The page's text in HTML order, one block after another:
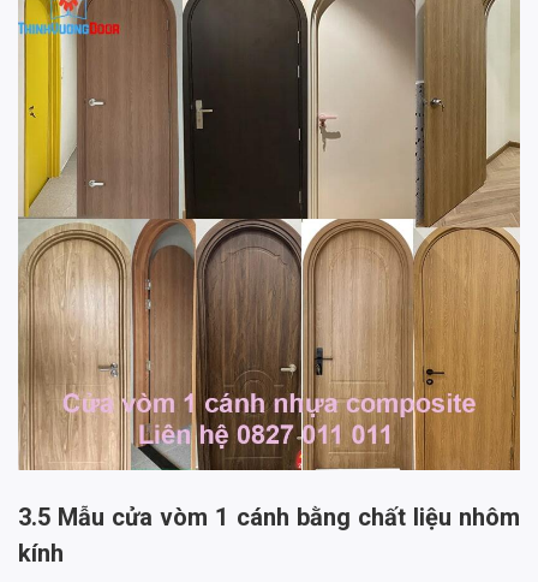
3.5 Mẫu cửa vòm 1 cánh bằng chất liệu nhôm
kính